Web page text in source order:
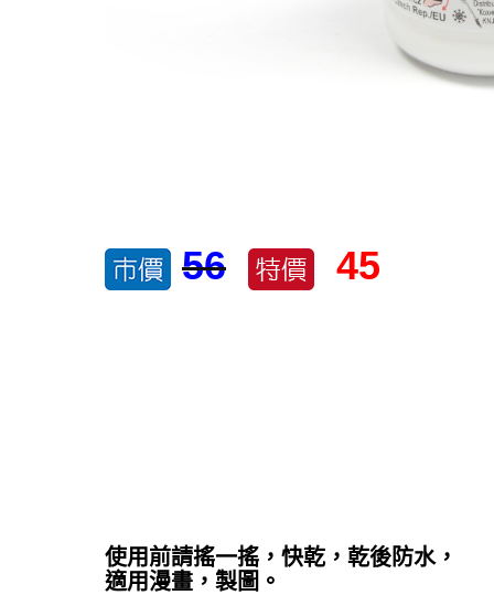
56 45
使用前請搖一搖，快乾，乾後防水，
適用漫畫，製圖。